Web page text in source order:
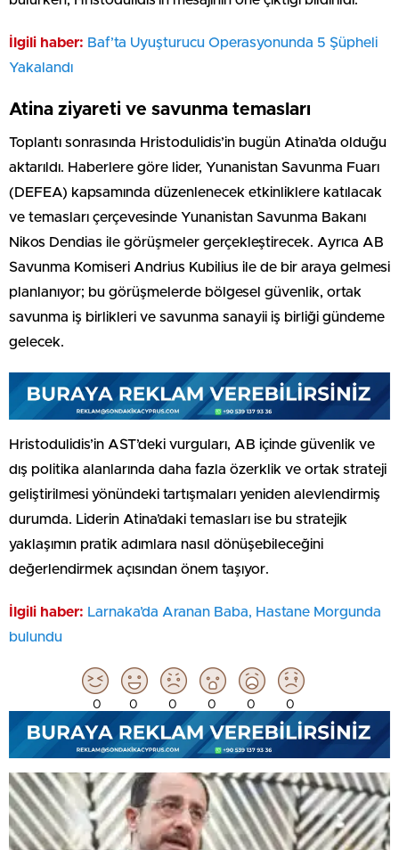
İlgili haber: Baf’ta Uyuşturucu Operasyonunda 5 Şüpheli
Yakalandı
Atina ziyareti ve savunma temasları
Toplantı sonrasında Hristodulidis’in bugün Atina’da olduğu
aktarıldı. Haberlere göre lider, Yunanistan Savunma Fuarı
(DEFEA) kapsamında düzenlenecek etkinliklere katılacak
ve temasları çerçevesinde Yunanistan Savunma Bakanı
Nikos Dendias ile görüşmeler gerçekleştirecek. Ayrıca AB
Savunma Komiseri Andrius Kubilius ile de bir araya gelmesi
planlanıyor; bu görüşmelerde bölgesel güvenlik, ortak
savunma iş birlikleri ve savunma sanayii iş birliği gündeme
gelecek.
Hristodulidis’in AST’deki vurguları, AB içinde güvenlik ve
dış politika alanlarında daha fazla özerklik ve ortak strateji
geliştirilmesi yönündeki tartışmaları yeniden alevlendirmiş
durumda. Liderin Atina’daki temasları ise bu stratejik
yaklaşımın pratik adımlara nasıl dönüşebileceğini
değerlendirmek açısından önem taşıyor.
İlgili haber: Larnaka’da Aranan Baba, Hastane Morgunda
bulundu
0 0 0 0 0 0